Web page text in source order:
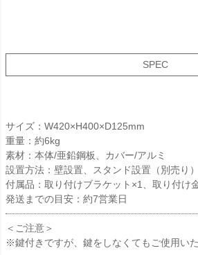
SPEC
サイズ：W420×H400×D125mm
重量：約6kg
素材：本体/亜鉛鋼板、カバー/アルミ
設置方法：壁設置、スタンド設置（別売り）
付属品：取り付けブラケット×1、取り付け
発送までの目安：約7営業日
＜ご注意＞
※鍵付きですが、鍵をしなくてもご使用いた